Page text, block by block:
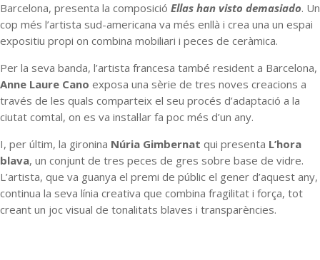
Barcelona, presenta la composició Ellas han visto demasiado. Un
cop més l’artista sud-americana va més enllà i crea una un espai
expositiu propi on combina mobiliari i peces de ceràmica.
Per la seva banda, l’artista francesa també resident a Barcelona,
Anne Laure Cano exposa una sèrie de tres noves creacions a
través de les quals comparteix el seu procés d’adaptació a la
ciutat comtal, on es va instal·lar fa poc més d’un any.
I, per últim, la gironina Núria Gimbernat qui presenta L’hora
blava, un conjunt de tres peces de gres sobre base de vidre.
L’artista, que va guanya el premi de públic el gener d’aquest any,
continua la seva línia creativa que combina fragilitat i força, tot
creant un joc visual de tonalitats blaves i transparències.